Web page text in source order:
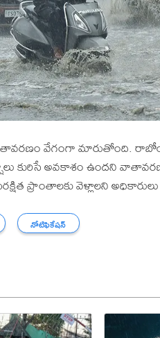
వాతావరణం వేగంగా మారుతోంది.
కురిసే అవకాశం ఉందని
ప్రాంతాలకు వెళ్లాలని
నోటిఫికేషన్